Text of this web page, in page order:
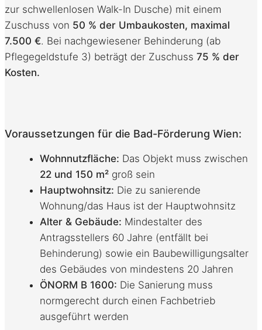
zur schwellenlosen Walk-In Dusche) mit einem
Zuschuss von 50 % der Umbaukosten, maximal
7.500 €. Bei nachgewiesener Behinderung (ab
Pflegegeldstufe 3) beträgt der Zuschuss 75 % der
Kosten.
Voraussetzungen für die Bad-Förderung Wien:
Wohnnutzfläche: Das Objekt muss zwischen
22 und 150 m² groß sein
Hauptwohnsitz: Die zu sanierende
Wohnung/das Haus ist der Hauptwohnsitz
Alter & Gebäude: Mindestalter des
Antragsstellers 60 Jahre (entfällt bei
Behinderung) sowie ein Baubewilligungsalter
des Gebäudes von mindestens 20 Jahren
ÖNORM B 1600: Die Sanierung muss
normgerecht durch einen Fachbetrieb
ausgeführt werden